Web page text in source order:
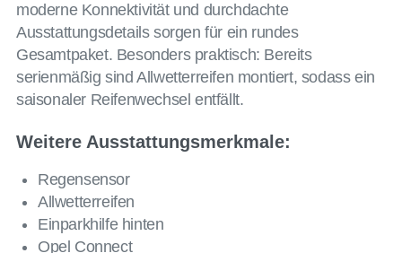
moderne Konnektivität und durchdachte
Ausstattungsdetails sorgen für ein rundes
Gesamtpaket. Besonders praktisch: Bereits
serienmäßig sind Allwetterreifen montiert, sodass ein
saisonaler Reifenwechsel entfällt.
Weitere Ausstattungsmerkmale:
Regensensor
Allwetterreifen
Einparkhilfe hinten
Opel Connect